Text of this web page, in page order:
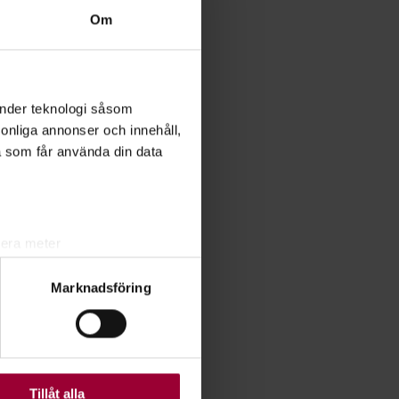
Om
teknologi såsom
annonser och innehåll,
får använda din data
. Du kan ändra
Vissa kakor är
Marknadsföring
Tillåt alla